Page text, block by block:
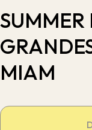
SUMMER
MIAM